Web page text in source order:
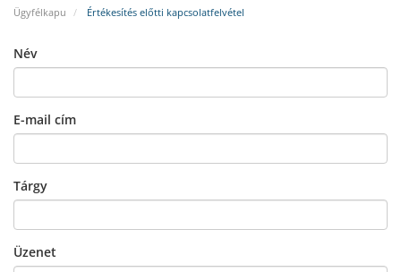
Ügyfélkapu Értékesítés előtti kapcsolatfelvétel
Név
E-mail cím
Tárgy
Üzenet